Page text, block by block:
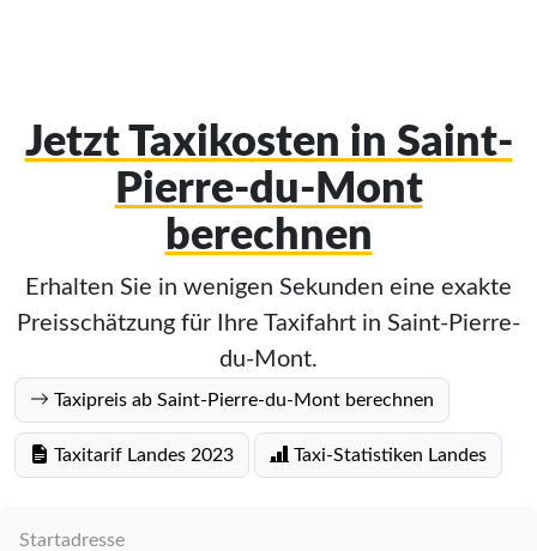
Jetzt Taxikosten in Saint-
Pierre-du-Mont
berechnen
Erhalten Sie in wenigen Sekunden eine exakte
Preisschätzung für Ihre Taxifahrt in Saint-Pierre-
du-Mont.
Taxipreis ab Saint-Pierre-du-Mont berechnen
Taxitarif Landes 2023 Taxi-Statistiken Landes
Startadresse